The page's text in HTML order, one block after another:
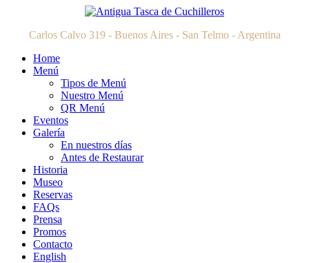
Carlos Calvo 319 - Buenos Aires - San Telmo - Argentina
Home
Menú
Tipos de Menú
Nuestro Menú
QR Menú
Eventos
Galería
En nuestros días
Antes de Restaurar
Historia
Museo
Reservas
FAQs
Prensa
Promos
Contacto
English